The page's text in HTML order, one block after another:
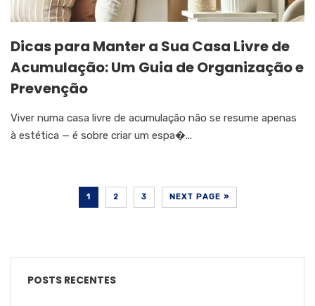
Dicas para Manter a Sua Casa Livre de
Acumulação: Um Guia de Organização e
Prevenção
Viver numa casa livre de acumulação não se resume apenas
à estética — é sobre criar um espa�...
1 2 3 NEXT PAGE »
POSTS RECENTES